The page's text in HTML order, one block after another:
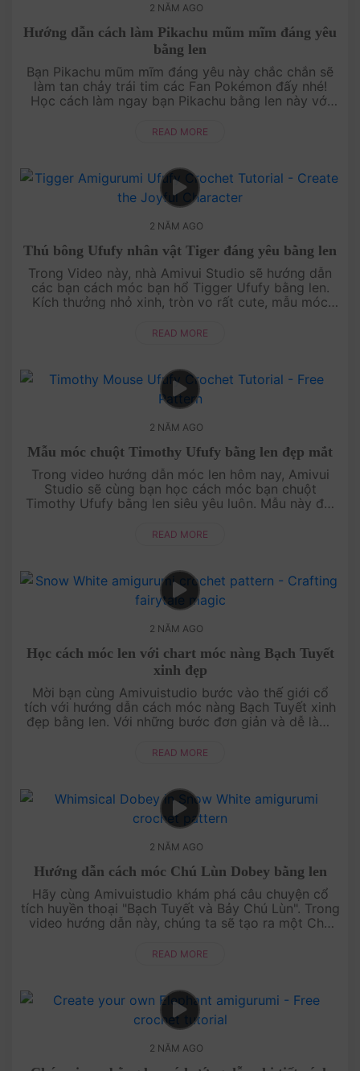
2 NĂM AGO
Hướng dẫn cách làm Pikachu mũm mĩm đáng yêu
bằng len
Bạn Pikachu mũm mĩm đáng yêu này chắc chắn sẽ
làm tan chảy trái tim các Fan Pokémon đấy nhé!
Học cách làm ngay bạn Pikachu bằng len này với
qua....
READ MORE
2 NĂM AGO
Thú bông Ufufy nhân vật Tiger đáng yêu bằng len
Trong Video này, nhà Amivui Studio sẽ hướng dẫn
các bạn cách móc bạn hổ Tigger Ufufy bằng len.
Kích thưởng nhỏ xinh, tròn vo rất cute, mẫu móc
READ MORE
2 NĂM AGO
Mẫu móc chuột Timothy Ufufy bằng len đẹp mắt
Trong video hướng dẫn móc len hôm nay, Amivui
Studio sẽ cùng bạn học cách móc bạn chuột
Timothy Ufufy bằng len siêu yêu luôn. Mẫu này đòi
thể....
READ MORE
2 NĂM AGO
Học cách móc len với chart móc nàng Bạch Tuyết
xinh đẹp
Mời bạn cùng Amivuistudio bước vào thế giới cổ
tích với hướng dẫn cách móc nàng Bạch Tuyết xinh
đẹp bằng len. Với những bước đơn giản và dễ làm,
điểm nhấn hoàn h....
READ MORE
2 NĂM AGO
Hướng dẫn cách móc Chú Lùn Dobey bằng len
Hãy cùng Amivuistudio khám phá câu chuyện cổ
tích huyền thoại "Bạch Tuyết và Bảy Chú Lùn". Trong
video hướng dẫn này, chúng ta sẽ tạo ra một Chú
đơn giản. Hãy tham g....
READ MORE
2 NĂM AGO